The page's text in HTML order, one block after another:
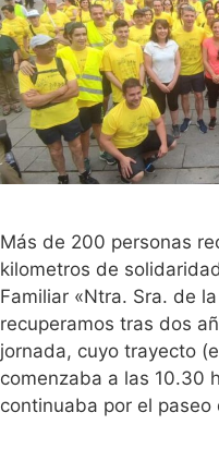
Más de 200 personas
kilometros de
Familiar «Ntra. Sra. de
recuperamos tras dos
jornada, cuyo trayecto
comenzaba a las 10.30
continuaba por el